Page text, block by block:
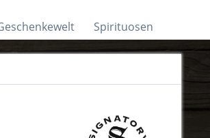
Spirituosen